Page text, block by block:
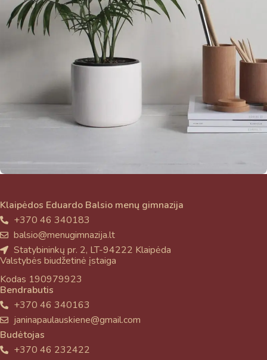
Accessories
Potenti parturient parturie
Klaipėdos Eduardo Balsio menų gimnazija
+370 46 340183
balsio@menugimnazija.lt
Statybininkų pr. 2, LT-94222 Klaipėda
Valstybės biudžetinė įstaiga
Kodas 190979923
Bendrabutis
+370 46 340163
janinapaulauskiene@gmail.com
Budėtojas
+370 46 232422